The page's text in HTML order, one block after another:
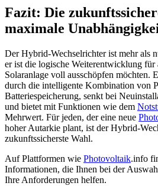
Fazit: Die
maximale
Der Hybrid-Wechselrichter ist mehr als
er ist die logische Weiterentwicklung für
Solaranlage voll ausschöpfen möchten.
durch die intelligente Kombination von
Batteriespeicherung, senkt bei
und bietet mit Funktionen wie dem
Mehrwert. Für jeden, der eine neue
hoher Autarkie plant, ist der Hybrid-
zukunftssicherste Wahl.
Auf Plattformen wie Photovoltaik.info
Informationen, die Ihnen bei der
Ihre Anforderungen helfen.